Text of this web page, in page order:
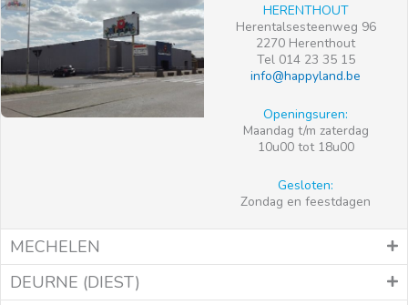
HERENTHOUT
Herentalsesteenweg 96
2270 Herenthout
Tel 014 23 35 15
info@happyland.be
Openingsuren:
Maandag t/m zaterdag
10u00 tot 18u00
Gesloten:
Zondag en feestdagen
MECHELEN
DEURNE (DIEST)